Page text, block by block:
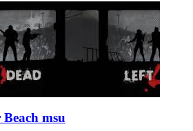
­Beach msu